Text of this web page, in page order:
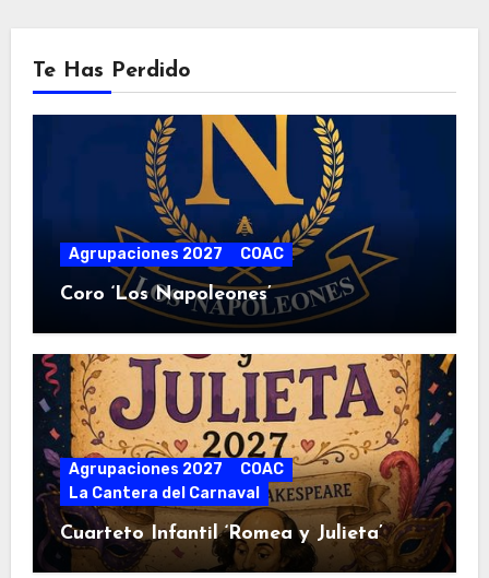
Te Has Perdido
Agrupaciones 2027 COAC
Coro ‘Los Napoleones’
Agrupaciones 2027
COAC
La Cantera del Carnaval
Cuarteto Infantil ‘Romea y Julieta’